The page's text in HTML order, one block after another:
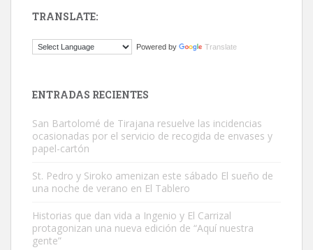
El ayuntamiento se va a llevar a Los Gatos callejeros de la zona los
Este gato macho ha aparecido en la calle hace menos de un mes,
es muy manso y extremadamente cari...
Leales.org » Gran Canaria
TRANSLATE:
Powered by Translate
ENTRADAS RECIENTES
San Bartolomé de Tirajana resuelve las incidencias
ocasionadas por el servicio de recogida de envases y
papel-cartón
St. Pedro y Siroko amenizan este sábado El sueño de
una noche de verano en El Tablero
Historias que dan vida a Ingenio y El Carrizal
protagonizan una nueva edición de “Aquí nuestra
gente”